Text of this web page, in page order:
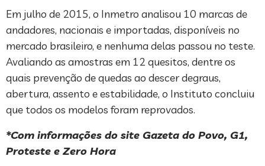
Em julho de 2015, o Inmetro analisou 10 marcas de
andadores, nacionais e importadas, disponíveis no
mercado brasileiro, e nenhuma delas passou no teste.
Avaliando as amostras em 12 quesitos, dentre os
quais prevenção de quedas ao descer degraus,
abertura, assento e estabilidade, o Instituto concluiu
que todos os modelos foram reprovados.
*Com informações do site Gazeta do Povo, G1,
Proteste e Zero Hora